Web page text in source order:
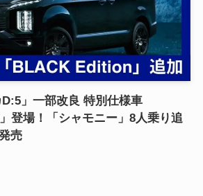
」一部改良 特別仕様車
登場！「シャモニー」8人乗り追
売